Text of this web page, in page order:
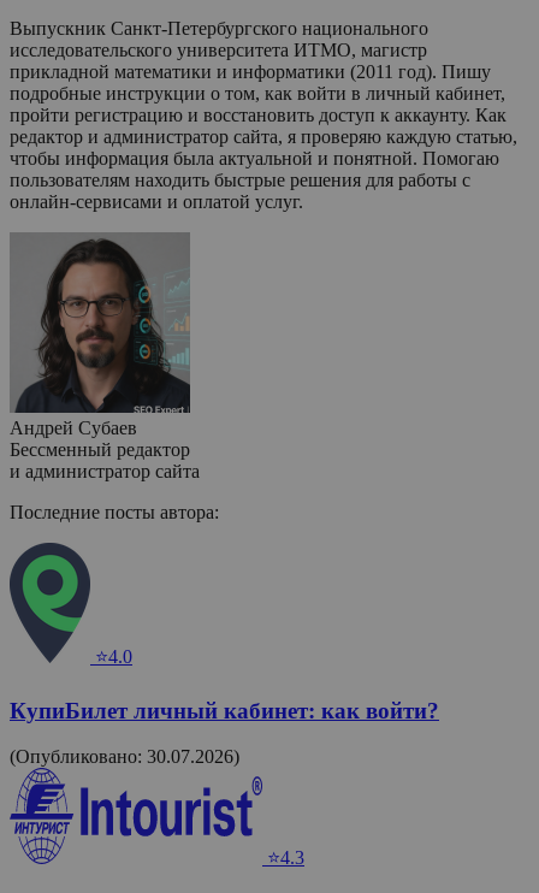
Выпускник Санкт-Петербургского национального
исследовательского университета ИТМО, магистр
прикладной математики и информатики (2011 год). Пишу
подробные инструкции о том, как войти в личный кабинет,
пройти регистрацию и восстановить доступ к аккаунту. Как
редактор и администратор сайта, я проверяю каждую статью,
чтобы информация была актуальной и понятной. Помогаю
пользователям находить быстрые решения для работы с
онлайн-сервисами и оплатой услуг.
Андрей Субаев
Бессменный редактор
и администратор сайта
Последние посты автора:
⭐4.0
КупиБилет личный кабинет: как войти?
(Опубликовано: 30.07.2026)
⭐4.3